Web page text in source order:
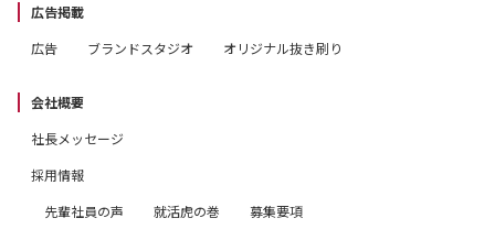
広告掲載
広告
ブランドスタジオ オリジナル抜き刷り
会社概要
社長メッセージ
採用情報
先輩社員の声
就活虎の巻
募集要項